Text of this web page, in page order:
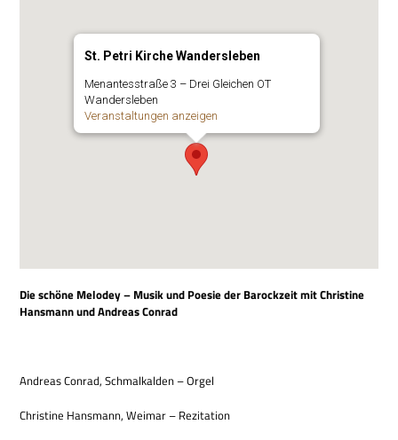
St. Petri Kirche Wandersleben
Men­ant­es­straße 3 – Drei Glei­chen OT
Wandersleben
Ver­an­stal­tun­gen anzeigen
Die schöne Melo­dey – Musik und Poe­sie der Barock­zeit mit Chri­stine
Hans­mann und Andreas Conrad
Andreas Con­rad, Schmal­kal­den – Orgel
Chri­stine Hans­mann, Wei­mar – Rezitation